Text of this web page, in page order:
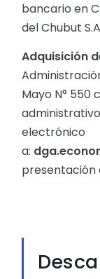
bancario en
del Chubut
Adquisición
Mayo N° 550
electrónico
a:
presentación